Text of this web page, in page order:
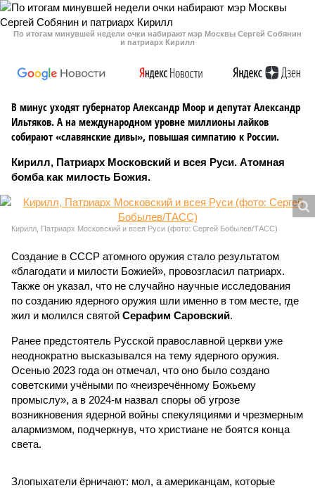
По итогам минувшей недели очки набирают мэр Москвы Сергей Собянин
и патриарх Кирилл
В минус уходят губернатор Александр Моор и депутат Александр
Ильтяков. А на международном уровне миллионы лайков
собирают «славянские дивы», повышая симпатию к России.
Кирилл, Патриарх Московский и всея Руси. Атомная
бомба как милость Божия.
Кирилл, Патриарх Московский и всея Руси (фото: Сергей Бобылев/ТАСС)
Создание в СССР атомного оружия стало результатом
«благодати и милости Божией», провозгласил патриарх.
Также он указал, что не случайно научные исследования
по созданию ядерного оружия шли именно в том месте, где
жил и молился святой Серафим Саровский.
Ранее предстоятель Русской православной церкви уже
неоднократно высказывался на тему ядерного оружия.
Осенью 2023 года он отмечал, что оно было создано
советскими учёными по «неизречённому Божьему
промыслу», а в 2024-м назвал споры об угрозе
возникновения ядерной войны спекуляциями и чрезмерным
алармизмом, подчеркнув, что христиане не боятся конца
света.
Злопыхатели ёрничают: мол, а американцам, которые